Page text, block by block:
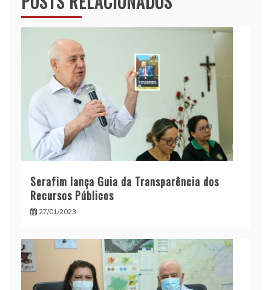
Serafim lança Guia da Transparência dos
Recursos Públicos
27/01/2023